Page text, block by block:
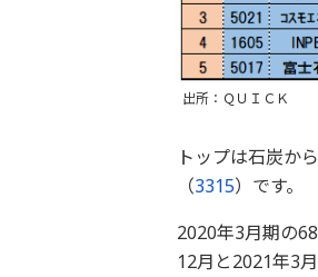
出所：ＱＵＩＣＫ
トップは石炭か
（3315）です。
2020年3月期の
12月と2021年3